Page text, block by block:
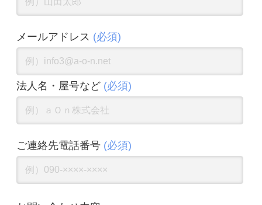
メールアドレス (必須)
法人名・屋号など (必須)
ご連絡先電話番号 (必須)